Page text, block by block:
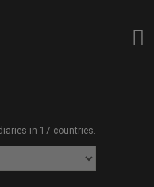
in 17 countries.